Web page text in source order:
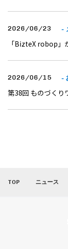
2026/06/23
-
「BizteX robop」
2026/06/15
-
第38回 ものづくり
TOP ニュース